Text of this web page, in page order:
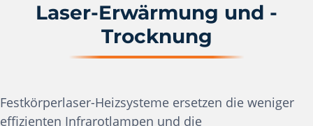
Laser-Erwärmung und -
Trocknung
Festkörperlaser-Heizsysteme ersetzen die weniger
effizienten Infrarotlampen und die